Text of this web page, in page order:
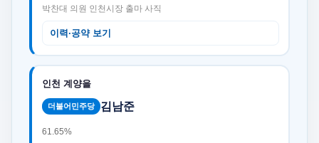
박찬대 의원 인천시장 출마 사직
이력·공약 보기
인천 계양을
더불어민주당 김남준
61.65%